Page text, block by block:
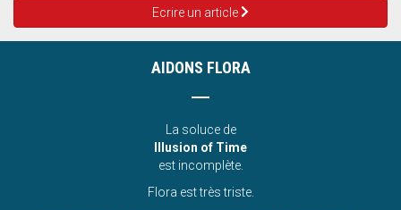
Ecrire un article
AIDONS FLORA
La soluce de
Illusion of Time
est incomplète.
Flora est très triste.